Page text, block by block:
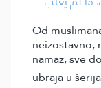
Od
neizostavno,
namaz, sve
ubraja u